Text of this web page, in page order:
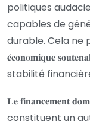
politiques
capables de
durable. Cela ne
𝐞́𝐜𝐨𝐧𝐨𝐦𝐢𝐪𝐮𝐞
stabilité
𝐋𝐞 𝐟𝐢𝐧𝐚𝐧𝐜𝐞𝐦𝐞𝐧𝐭
constituent un